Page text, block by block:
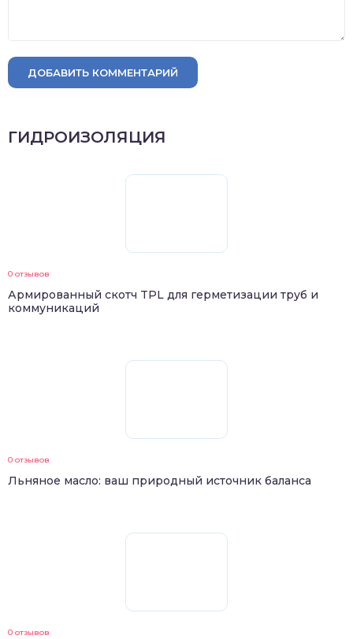
ДОБАВИТЬ КОММЕНТАРИЙ
ГИДРОИЗОЛЯЦИЯ
0 отзывов
Армированный скотч TPL для герметизации труб и
коммуникаций
0 отзывов
Льняное масло: ваш природный источник баланса
0 отзывов